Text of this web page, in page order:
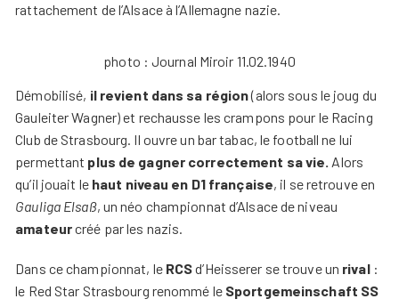
rattachement de l’Alsace à l’Allemagne nazie.
photo : Journal Miroir 11.02.1940
Démobilisé, il revient dans sa région(alors sous le joug du
Gauleiter Wagner) et rechausse les crampons pour le Racing
Club de Strasbourg. Il ouvre un bar tabac, le football ne lui
permettant plus de gagner correctement sa vie. Alors
qu’il jouait le haut niveau en D1 française, il se retrouve en
Gauliga Elsaß, un néo championnat d’Alsace de niveau
amateurcréé par les nazis.
Dans ce championnat, le RCSd’Heisserer se trouve un rival:
le Red Star Strasbourg renommé le Sportgemeinschaft SS